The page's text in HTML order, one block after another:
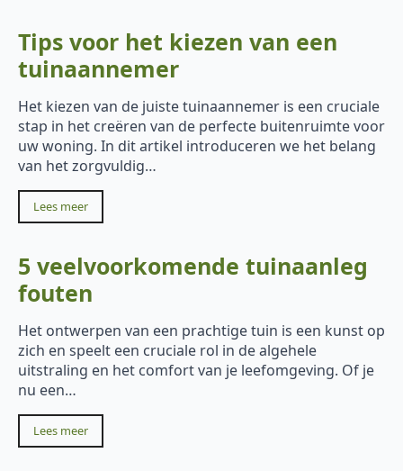
Tips voor het kiezen van een
tuinaannemer
Het kiezen van de juiste tuinaannemer is een cruciale
stap in het creëren van de perfecte buitenruimte voor
uw woning. In dit artikel introduceren we het belang
van het zorgvuldig…
Lees meer
5 veelvoorkomende tuinaanleg
fouten
Het ontwerpen van een prachtige tuin is een kunst op
zich en speelt een cruciale rol in de algehele
uitstraling en het comfort van je leefomgeving. Of je
nu een…
Lees meer